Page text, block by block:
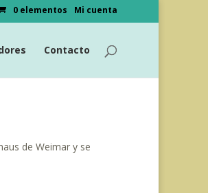
Mi cuenta
0 elementos
Contacto
de Weimar y se